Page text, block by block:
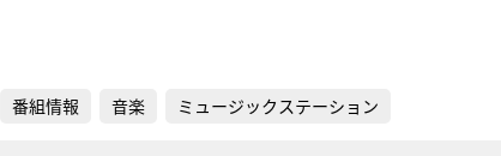
番組情報 音楽 ミュージックステーション